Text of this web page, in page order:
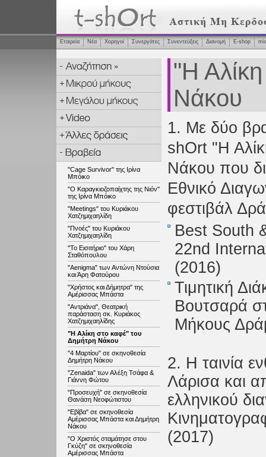
Εταιρεία Νέα Χορηγοί Συνεργάτες Συνεντεύξεις Διανομή Ε-shop
"Cage Survivor" της Ιρίνα
Μπόικο
"Ο Καραγκιοζοπαίχτης της Νιόν"
της Ιρίνα Μπόικο
"Meetings" του Κυριάκου
Χατζημιχαηλίδη
"Πνοές" του Κυριάκου
Χατζημιχαηλίδη
"Το Εισιτήριο" του Χάρη
Σταθόπουλου
"Aenigma" των Αντώνη Ντούσια
και Άρη Φατούρου
"Χρήστος και Δήμητρα" της
Αμέρισσας Μπάστα
"Αντριάνα", Θεατρική
παράσταση σκ. Κυριάκος
Χατζημιχαηλίδης
"Η Αλίκη στο καφέ" του
Δημήτρη Νάκου
"4 Μαρτίου" σε σκηνοθεσία
Δημήτρη Νάκου
"Zenaida" των Αλέξη Τσάφα &
Γιάννη Φώτου
"Προσευχή" σε σκηνοθεσία
Θανάση Νεοφώτιστου
"Εβίβα" σε σκηνοθεσία
Αμέρισσας Μπάστα και Δημήτρη
Νάκου
"Ο Χριστός σταμάτησε στου
Γκύζη" σε σκηνοθεσία
Αμέρισσας Μπάστα
"Η
Νάκου
1. Με δύο
shOrt "Η
Νάκου που
Εθνικό
φεστιβάλ
Best South
22nd
(2016)
Τιμητική
Βουτσαρά
Μήκους
2. Η ταινία
Λάρισα και
ελληνικού
(2017)